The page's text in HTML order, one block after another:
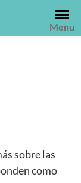
Menu
sobre las
como